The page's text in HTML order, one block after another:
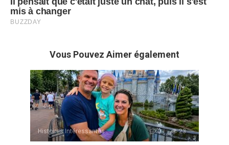
Vous Pouvez Aimer également
Histoires Intéressantes 0 23